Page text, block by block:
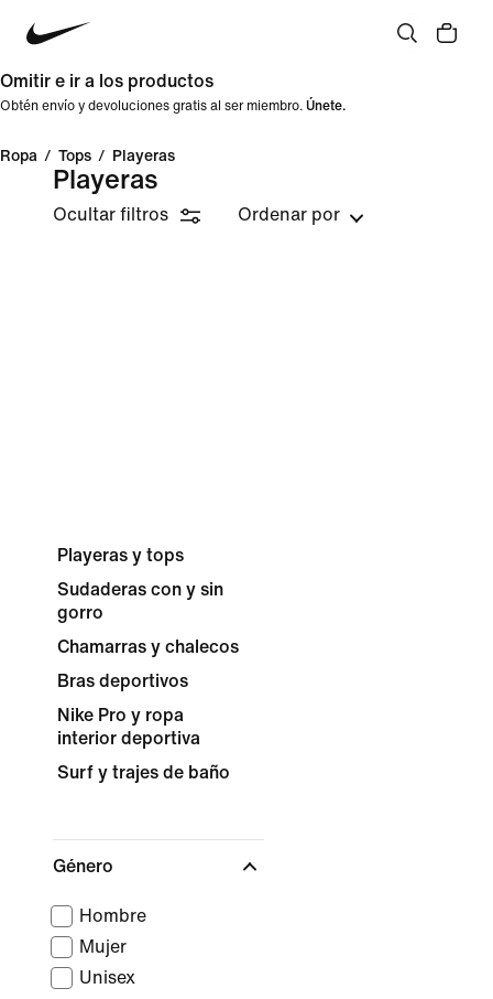
Omitir e ir a los productos
Obtén envío y devoluciones gratis al ser miembro. Únete.
Ropa / Tops / Playeras
Playeras
Ocultar filtros Ordenar por
Playeras y tops
Sudaderas con y sin
gorro
Chamarras y chalecos
Bras deportivos
Nike Pro y ropa
interior deportiva
Surf y trajes de baño
Género
Hombre
Mujer
Unisex